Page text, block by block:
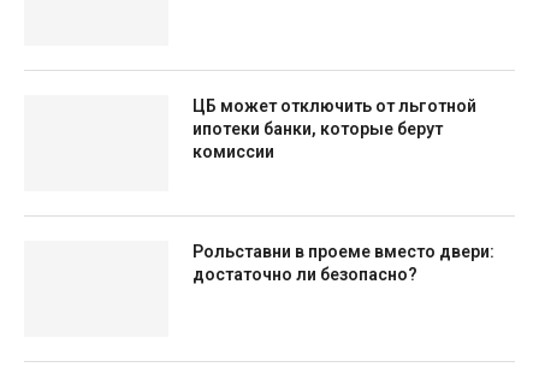
ЦБ может отключить от льготной
ипотеки банки, которые берут
комиссии
Рольставни в проеме вместо двери:
достаточно ли безопасно?